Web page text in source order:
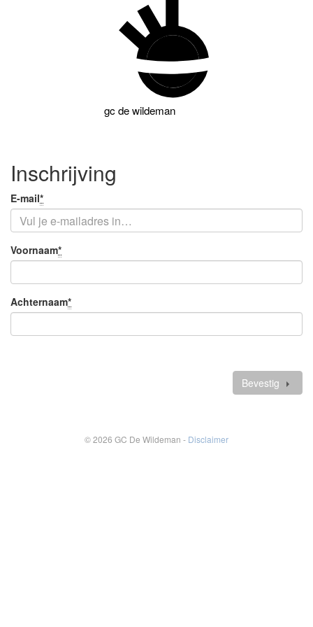
gcde wildeman
Inschrijving
Je
e-
mail
E-mail*
Verplicht
veld
Je
Voornaam*
Verplicht
Achternaam*
Verplicht
Bevestig
© 2026 GC De Wildeman - Disclaimer